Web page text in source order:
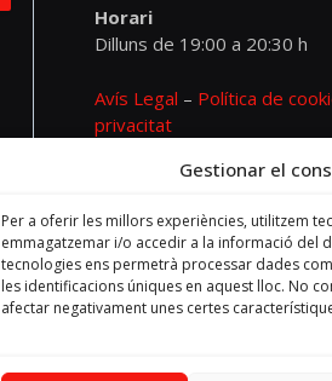
Gestionar el
Per a oferir les millors experiències, utilitzem
emmagatzemar i/o accedir a la informació del
tecnologies ens permetrà processar dades
les identificacions úniques en aquest lloc. No
afectar negativament unes certes
Horari
Dilluns de 19:00 a 20:30 h
Avís Legal – Política de
privacitat